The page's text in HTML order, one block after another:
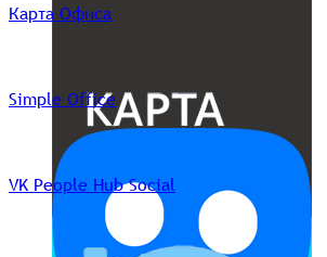
Карта Офиса
Simple Office
VK People Hub Social